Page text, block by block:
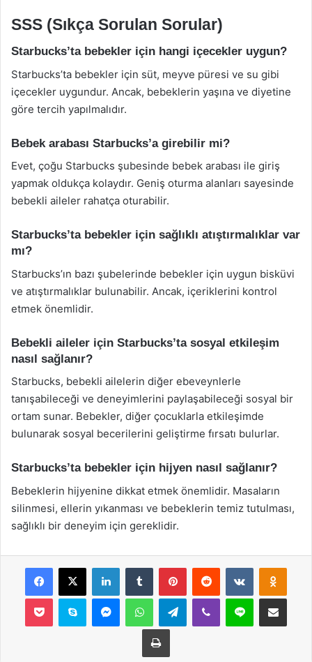
SSS (Sıkça Sorulan Sorular)
Starbucks’ta bebekler için hangi içecekler uygun?
Starbucks’ta bebekler için süt, meyve püresi ve su gibi
içecekler uygundur. Ancak, bebeklerin yaşına ve diyetine
göre tercih yapılmalıdır.
Bebek arabası Starbucks’a girebilir mi?
Evet, çoğu Starbucks şubesinde bebek arabası ile giriş
yapmak oldukça kolaydır. Geniş oturma alanları sayesinde
bebekli aileler rahatça oturabilir.
Starbucks’ta bebekler için sağlıklı atıştırmalıklar var
mı?
Starbucks’ın bazı şubelerinde bebekler için uygun bisküvi
ve atıştırmalıklar bulunabilir. Ancak, içeriklerini kontrol
etmek önemlidir.
Bebekli aileler için Starbucks’ta sosyal etkileşim
nasıl sağlanır?
Starbucks, bebekli ailelerin diğer ebeveynlerle
tanışabileceği ve deneyimlerini paylaşabileceği sosyal bir
ortam sunar. Bebekler, diğer çocuklarla etkileşimde
bulunarak sosyal becerilerini geliştirme fırsatı bulurlar.
Starbucks’ta bebekler için hijyen nasıl sağlanır?
Bebeklerin hijyenine dikkat etmek önemlidir. Masaların
silinmesi, ellerin yıkanması ve bebeklerin temiz tutulması,
sağlıklı bir deneyim için gereklidir.
Facebook
X LinkedInTumblr PinterestReddit VKontakte
Pocket Skype MessengerWhatsAppTelegramViber Line E-Posta ile
Yazdır